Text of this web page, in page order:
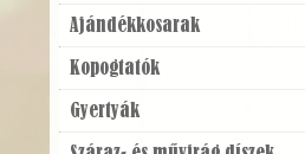
Ajándék­kosarak
Kopogtatók
Gyertyák